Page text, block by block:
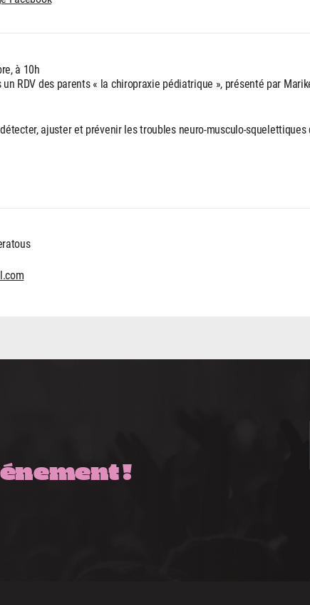
à 10h
un RDV des parents « la chiropraxie pédiatrique », présenté par
ajuster et prévenir les troubles neuro-musculo-
!